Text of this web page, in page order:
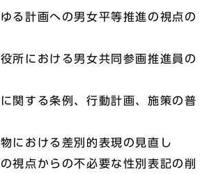
る計画への男女平等推進の視点の
所における男女共同参画推進員の
関する条例、行動計画、施策の普
における差別的表現の見直し
視点からの不必要な性別表記の削